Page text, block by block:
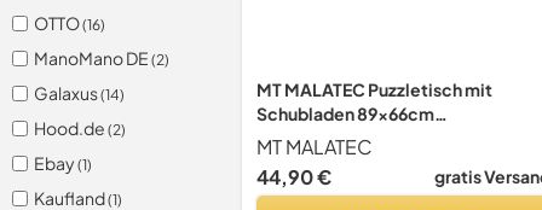
OTTO(16)
ManoMano DE (2)
Galaxus(14)
Hood.de (2)
Ebay(1)
Kaufland(1)
MT MALATEC Puzzletisch mit
Schubladen 89x66cm
Puzzleunterlage Puzzlematte max.
1500 Teile 21650
MT MALATEC
44,90 €
gratis